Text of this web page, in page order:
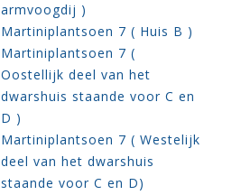
armvoogdij )
Martiniplantsoen 7 ( Huis B )
Martiniplantsoen 7 (
Oostellijk deel van het
dwarshuis staande voor C en
D )
Martiniplantsoen 7 ( Westelijk
deel van het dwarshuis
staande voor C en D)